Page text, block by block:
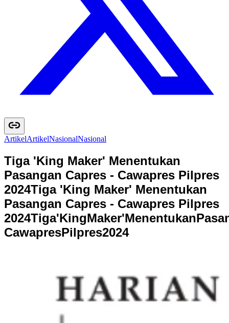
ArtikelArtikelNasionalNasional
Tiga 'King Maker' Menentukan
Pasangan Capres - Cawapres Pilpres
2024Tiga 'King Maker' Menentukan
Pasangan Capres - Cawapres Pilpres
2024Tiga'KingMaker'MenentukanPasa
CawapresPilpres2024